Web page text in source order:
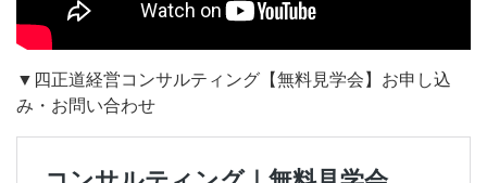
▼四正道経営コンサルティング【無料見学会】お申し込
み・お問い合わせ